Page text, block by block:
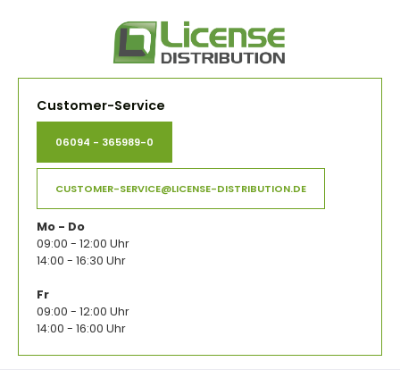
Customer-Service
06094 - 365989-0
CUSTOMER-SERVICE@LICENSE-DISTRIBUTION.DE
Mo - Do
09:00 - 12:00 Uhr
14:00 - 16:30 Uhr
Fr
09:00 - 12:00 Uhr
14:00 - 16:00 Uhr